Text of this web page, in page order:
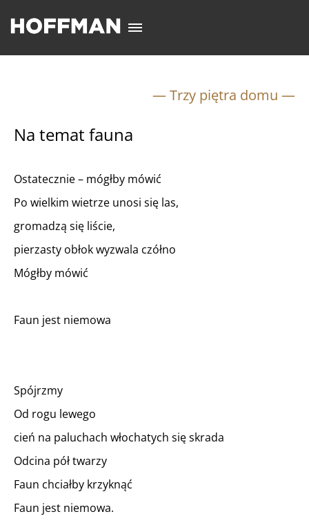
— Trzy piętra domu —
Na temat fauna
Ostatecznie – mógłby mówić
Po wielkim wietrze unosi się las,
gromadzą się liście,
pierzasty obłok wyzwala czółno
Mógłby mówić
Faun jest niemowa
Spójrzmy
Od rogu lewego
cień na paluchach włochatych się skrada
Odcina pół twarzy
Faun chciałby krzyknąć
Faun jest niemowa.